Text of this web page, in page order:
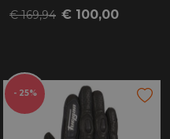
€ 169,94 € 100,00
- 25%